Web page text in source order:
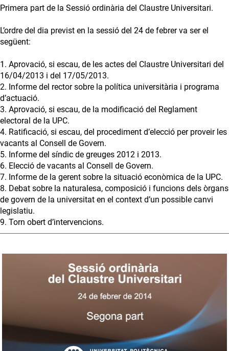
Primera part de la Sessió ordinària del Claustre Universitari.
L’ordre del dia previst en la sessió del 24 de febrer va ser el
següent:
1. Aprovació, si escau, de les actes del Claustre Universitari del
16/04/2013 i del 17/05/2013.
2. Informe del rector sobre la política universitària i programa
d’actuació.
3. Aprovació, si escau, de la modificació del Reglament
electoral de la UPC.
4. Ratificació, si escau, del procediment d’elecció per proveir les
vacants al Consell de Govern.
5. Informe del síndic de greuges 2012 i 2013.
6. Elecció de vacants al Consell de Govern.
7. Informe de la gerent sobre la situació econòmica de la UPC.
8. Debat sobre la naturalesa, composició i funcions dels òrgans
de govern de la universitat en el context d’un possible canvi
legislatiu.
9. Torn obert d’intervencions.